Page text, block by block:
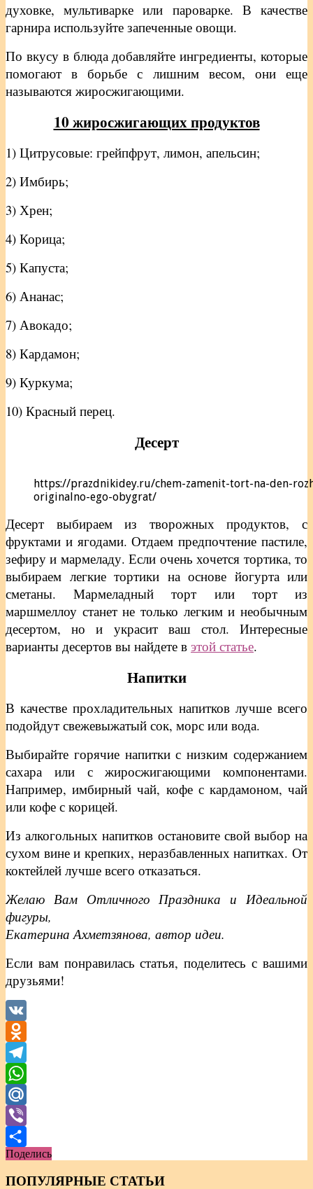
духовке, мультиварке или пароварке. В качестве
гарнира используйте запеченные овощи.
По вкусу в блюда добавляйте ингредиенты, которые
помогают в борьбе с лишним весом, они еще
называются жиросжигающими.
10 жиросжигающих продуктов
1) Цитрусовые: грейпфрут, лимон, апельсин;
2) Имбирь;
3) Хрен;
4) Корица;
5) Капуста;
6) Ананас;
7) Авокадо;
8) Кардамон;
9) Куркума;
10) Красный перец.
Десерт
https://prazdnikidey.ru/chem-zamenit-tort-na-den-
originalno-ego-obygrat/
Десерт выбираем из творожных продуктов, с
фруктами и ягодами. Отдаем предпочтение пастиле,
зефиру и мармеладу. Если очень хочется тортика, то
выбираем легкие тортики на основе йогурта или
сметаны. Мармеладный торт или торт из
маршмеллоу станет не только легким и необычным
десертом, но и украсит ваш стол. Интересные
варианты десертов вы найдете в этой статье.
Напитки
В качестве прохладительных напитков лучше всего
подойдут свежевыжатый сок, морс или вода.
Выбирайте горячие напитки с низким содержанием
сахара или с жиросжигающими компонентами.
Например, имбирный чай, кофе с кардамоном, чай
или кофе с корицей.
Из алкогольных напитков остановите свой выбор на
сухом вине и крепких, неразбавленных напитках. От
коктейлей лучше всего отказаться.
Желаю Вам Отличного Праздника и Идеальной
фигуры,
Екатерина Ахметзянова, автор идеи.
Если вам понравилась статья, поделитесь с вашими
друзьями!
VK
Odnoklassniki
Telegram
WhatsApp
Mail.Ru
Viber
Отправить
Поделись
ПОПУЛЯРНЫЕ СТАТЬИ